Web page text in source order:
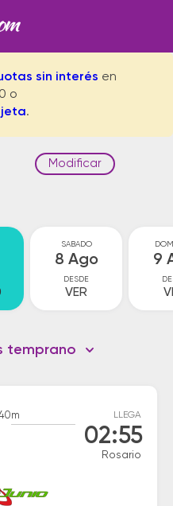
sin interés en
o
.
Modificar
SABADO
8 Ago
DESDE
VER
9
temprano
LLEGA
02:55
Rosario